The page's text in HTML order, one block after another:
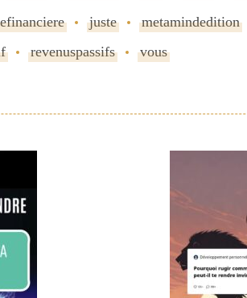
juste metamindedition
revenuspassifs vous